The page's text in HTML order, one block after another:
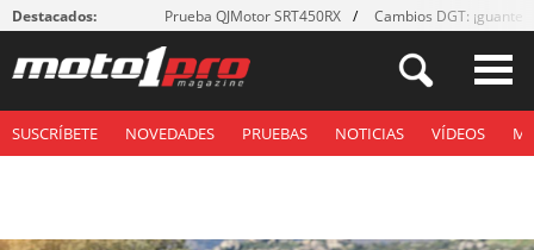
Destacados: Prueba QJMotor SRT450RX Cambios DGT: ¡guantes!
SUSCRÍBETE NOVEDADES PRUEBAS NOTICIAS VÍDEOS